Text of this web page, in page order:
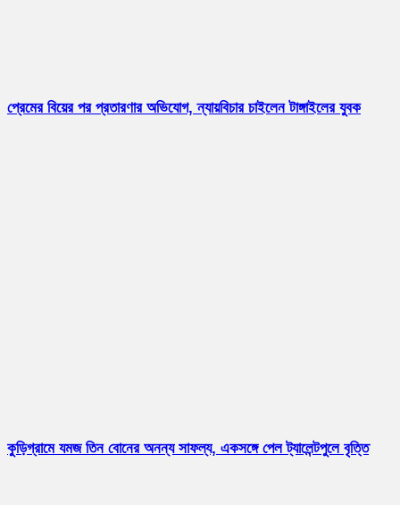
প্রেমের বিয়ের পর প্রতারণার অভিযোগ, ন্যায়বিচার চাইলেন টাঙ্গাইলের যুবক
কুড়িগ্রামে যমজ তিন বোনের অনন্য সাফল্য, একসঙ্গে পেল ট্যালেন্টপুলে বৃত্তি